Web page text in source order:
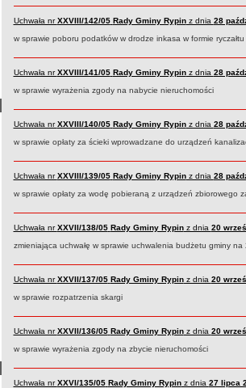
Uchwała nrXXVIII/142/05 Rady Gminy Rypinz dnia 28
w sprawie poboru podatków w drodze inkasa w formie
Uchwała nrXXVIII/141/05 Rady Gminy Rypinz dnia 28
w sprawie wyrażenia zgody na nabycie nieruchomości
Uchwała nrXXVIII/140/05 Rady Gminy Rypinz dnia 28
w sprawie opłaty za ścieki wprowadzane do urządzeń
Uchwała nrXXVIII/139/05 Rady Gminy Rypinz dnia 28
w sprawie opłaty za wodę pobieraną z urządzeń zbiorowego
Uchwała nrXXVII/138/05 Rady Gminy Rypinz dnia 20
zmieniająca uchwałę w sprawie uchwalenia budżetu gminy na
Uchwała nrXXVII/137/05 Rady Gminy Rypinz dnia 20
w sprawie rozpatrzenia skargi
Uchwała nrXXVII/136/05 Rady Gminy Rypinz dnia 20
w sprawie wyrażenia zgody na zbycie nieruchomości
Uchwała nrXXVI/135/05 Rady Gminy Rypinz dnia 27 lipca